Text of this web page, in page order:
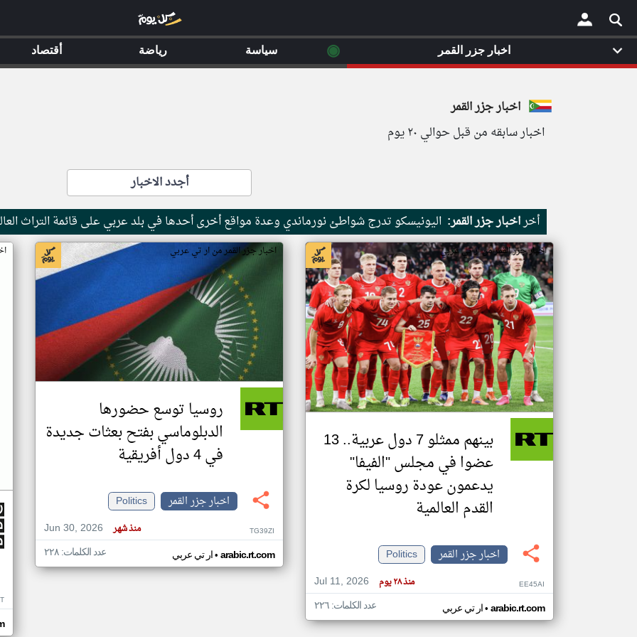
×
اخبار جزر القمر
اخبار سابقه من قبل حوالي ٢٠ يوم
أجدد الاخبار
أخراخبار جزر القمر: اليونيسكو تدرج شواطئ نورماندي وعدة مواقع أخرى أحدها في بلد عربي على قائمة التراث
اخبار جزر القمر من ار تي عربي
بينهم ممثلو 7 دول عربية.. 13
عضوا في مجلس "الفيفا"
يدعمون عودة روسيا لكرة
القدم العالمية
اخبار جزر القمر
Politics
Jul 11, 2026
منذ ٢٨ يوم EE45AI
ار تي عربي• arabic.rt.com عدد الكلمات: ٢٢٦
اخبار جزر القمر من ار تي عربي
روسيا توسع حضورها
الدبلوماسي بفتح بعثات جديدة
في 4 دول أفريقية
اخبار جزر القمر
Politics
Jun 30, 2026
منذ شهر TG39ZI
ار تي عربي• arabic.rt.com عدد الكلمات: ٢٢٨
اخبار جزر القمر ◉ سياسة رياضة أقتصاد